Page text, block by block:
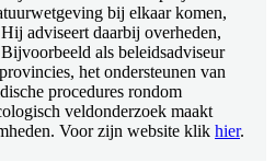
bij elkaar komen,
adviseert daarbij overheden,
als beleidsadviseur
het ondersteunen van
procedures rondom
veldonderzoek maakt
Voor zijn website klik hier.